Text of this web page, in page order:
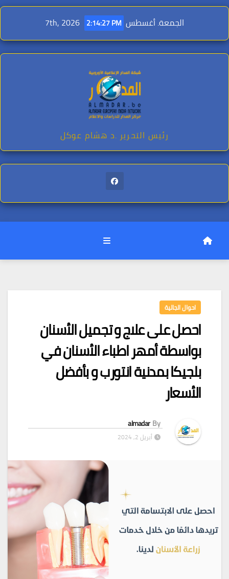
Skip
content
الجمعة. أغسطس 7th, 2026 2:14:28 PM
رئيس التحرير .د هشام عوكل
احوال الجالية
احصل على علاج و تجميل الأسنان
بواسطة أمهر اطباء الأسنان في
بلجيكا بمدنية انتورب و بأفضل
الأسعار
By
almadar
أبريل 2, 2024